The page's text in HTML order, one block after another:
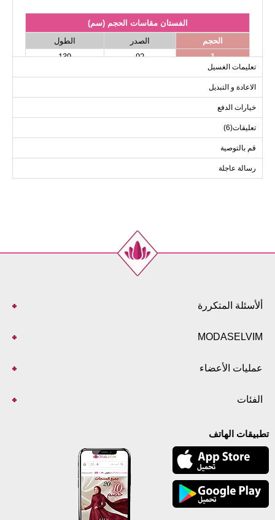
الفستان مقاسات الحجم (سم)
الحجم
الصدر
الطول
1
92
139
2
3
5
108
139
6
112
139
تعليمات الغسيل
الاعادة و التبديل
خيارات الدفع
تعليقات(6)
قم بالتوصية
رسالة عاجلة
ألأسئلة المتكررة
MODASELVIM
عمليات الأعضاء
الفئات
تطبيقات الهاتف